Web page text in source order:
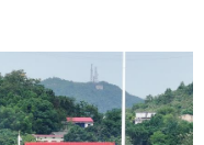
银龄 溯源中国
能源 会展